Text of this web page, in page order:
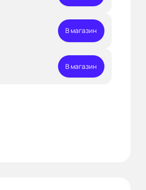
В магазин
В магазин